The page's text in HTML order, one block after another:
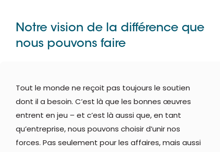
Notre vision de la différence que
nous pouvons faire
Tout le monde ne reçoit pas toujours le soutien
dont il a besoin. C’est là que les bonnes œuvres
entrent en jeu – et c’est là aussi que, en tant
qu’entreprise, nous pouvons choisir d’unir nos
forces. Pas seulement pour les affaires, mais aussi